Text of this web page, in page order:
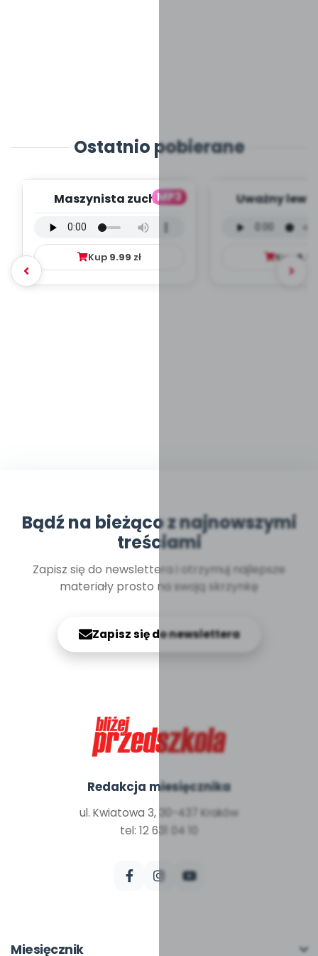
Ostatnio pobierane
MP3
Maszynista zuch -
mp3)
Kup 9.99 zł
Uważny lew
Kup 9.99
Bądź na bieżąco z najnowszymi
treściami
Zapisz się do newslettera i otrzymuj najlepsze
materiały prosto na swoją skrzynkę
Zapisz się do newslettera
Redakcja miesięcznika
ul. Kwiatowa 3, 30-437 Kraków
tel: 12 631 04 10
Miesięcznik